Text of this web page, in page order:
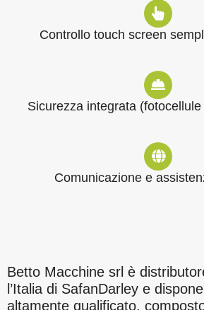
Controllo touch screen
Sicurezza integrata
Comunicazione e
Betto Macchine srl è
l’Italia di SafanDarley e
altamente qualificato,